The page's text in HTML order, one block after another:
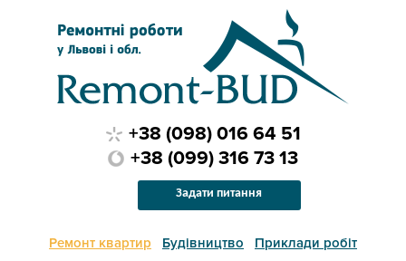
Ремонт квартир Будівництво
Приклади робіт
+38 (098) 016 64 51
+38 (099) 316 73 13
Задати питання